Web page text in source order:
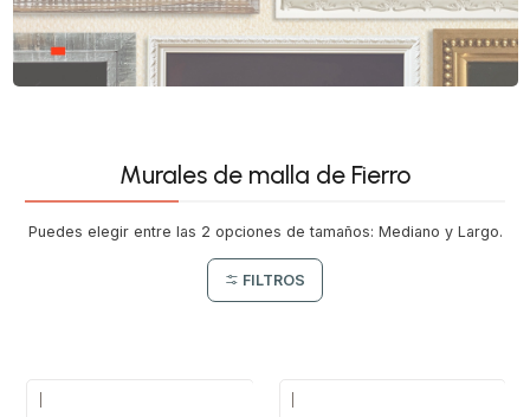
Murales de malla de Fierro
Puedes elegir entre las 2 opciones de tamaños: Mediano y Largo.
FILTROS